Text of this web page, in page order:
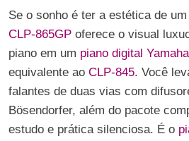
Se o sonho é ter a estética de
CLP-865GP oferece o visual
piano em um piano digital Yamaha
equivalente ao CLP-845. Você
falantes de duas vias com
Bösendorfer, além do pacote
estudo e prática silenciosa. É o